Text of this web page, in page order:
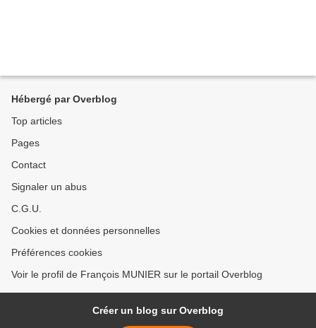
Hébergé par Overblog
Top articles
Pages
Contact
Signaler un abus
C.G.U.
Cookies et données personnelles
Préférences cookies
Voir le profil de François MUNIER sur le portail Overblog
Créer un blog sur Overblog